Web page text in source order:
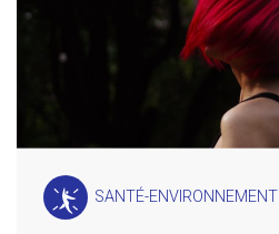
SANTÉ-ENVIRONNEMENT